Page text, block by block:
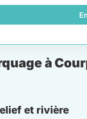
à
et rivière